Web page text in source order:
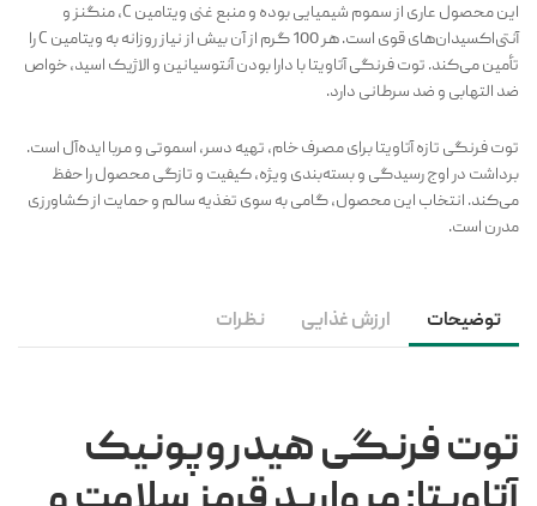
این محصول عاری از سموم شیمیایی بوده و منبع غنی ویتامین C، منگنز و
آنتی‌اکسیدان‌های قوی است. هر 100 گرم از آن بیش از نیاز روزانه به ویتامین C را
تأمین می‌کند. توت فرنگی آتاویتا با دارا بودن آنتوسیانین و الاژیک اسید، خواص
ضد التهابی و ضد سرطانی دارد.
توت فرنگی تازه آتاویتا برای مصرف خام، تهیه دسر، اسموتی و مربا ایده‌آل است.
برداشت در اوج رسیدگی و بسته‌بندی ویژه، کیفیت و تازگی محصول را حفظ
می‌کند. انتخاب این محصول، گامی به سوی تغذیه سالم و حمایت از کشاورزی
مدرن است.
توضیحات ارزش غذایی نظرات
توت فرنگی هیدروپونیک